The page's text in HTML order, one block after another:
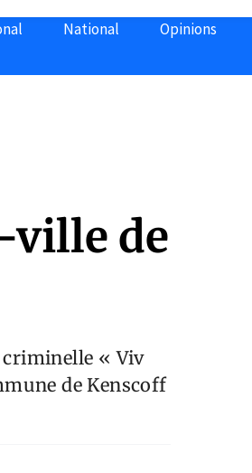
National Opinions
ville de
criminelle « Viv
de Kenscoff